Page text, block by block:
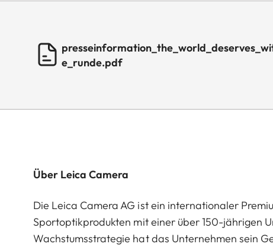
e_runde.pdf
Über Leica Camera
Die Leica Camera AG ist ein internationaler
Sportoptikprodukten mit einer über 150-jährigen
Wachstumsstrategie hat das Unternehmen sein